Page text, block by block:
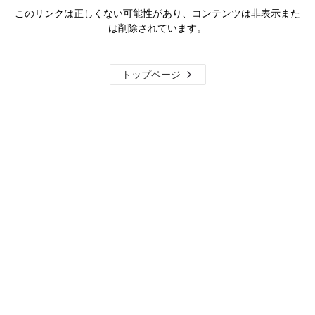
このリンクは正しくない可能性があり、コンテンツは非表示また
は削除されています。
トップページ